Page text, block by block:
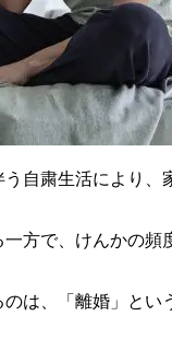
自粛生活により、
方で、けんかの頻
は、「離婚」とい